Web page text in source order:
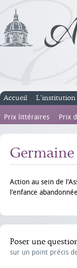
Accueil L’institution
Prix littéraires Prix
Action au sein de
l’enfance abandonnée
Poser une
sur un point précis